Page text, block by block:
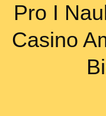
Pro I
Casino